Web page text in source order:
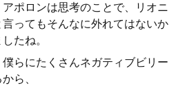
ポロンは思考のことで、リオニ
ってもそんなに外れてはないか
たね。
らにたくさんネガティブビリー
ら、